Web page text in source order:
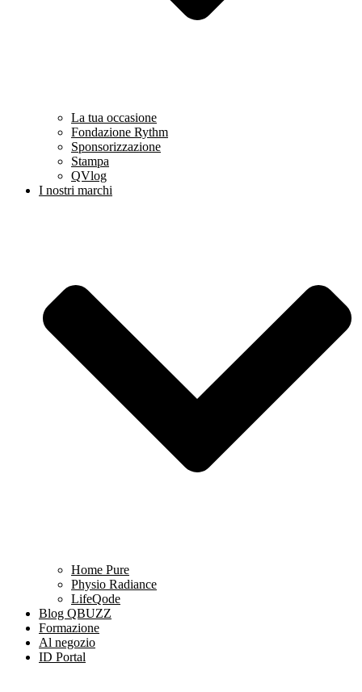
La tua occasione
Fondazione Rythm
Sponsorizzazione
Stampa
QVlog
I nostri marchi
Home Pure
Physio Radiance
LifeQode
Blog QBUZZ
Formazione
Al negozio
ID Portal